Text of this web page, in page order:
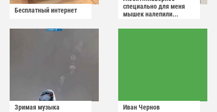
Бесплатный интернет
специально для меня
мышек налепили...
Зримая музыка Иван Чернов